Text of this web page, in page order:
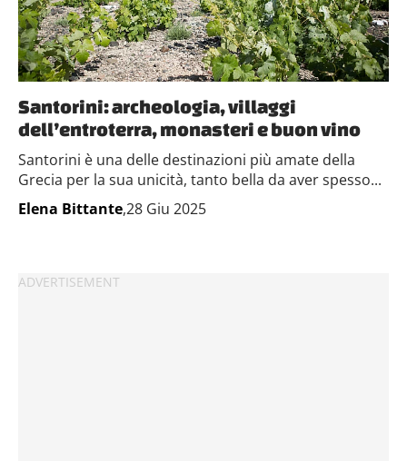
Santorini: archeologia, villaggi
dell’entroterra, monasteri e buon vino
Santorini è una delle destinazioni più amate della
Grecia per la sua unicità, tanto bella da aver spesso...
Elena Bittante,28 Giu 2025